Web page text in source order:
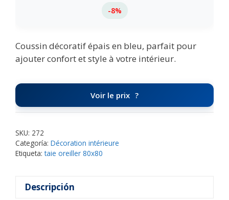
-8%
Coussin décoratif épais en bleu, parfait pour
ajouter confort et style à votre intérieur.
Voir le prix
SKU: 272
Categoría: Décoration intérieure
Etiqueta:taie oreiller 80x80
Descripción